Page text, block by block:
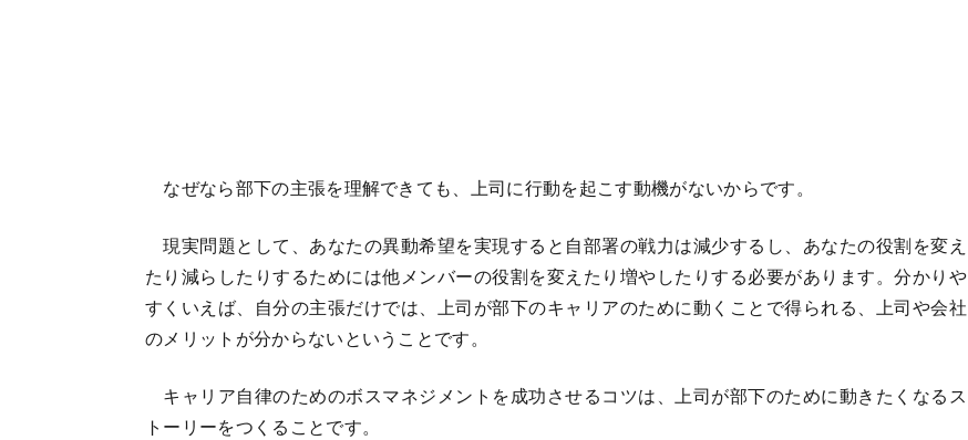
なぜなら部下の主張を理解できても、上司に行動を起こす動機がないからです。
現実問題として、あなたの異動希望を実現すると自部署の戦力は減少するし、あなたの役割を変え
たり減らしたりするためには他メンバーの役割を変えたり増やしたりする必要があります。分かりや
すくいえば、自分の主張だけでは、上司が部下のキャリアのために動くことで得られる、上司や会社
のメリットが分からないということです。
キャリア自律のためのボスマネジメントを成功させるコツは、上司が部下のために動きたくなるス
トーリーをつくることです。